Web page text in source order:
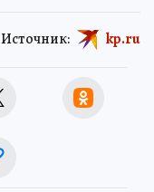
Источник: kp.ru